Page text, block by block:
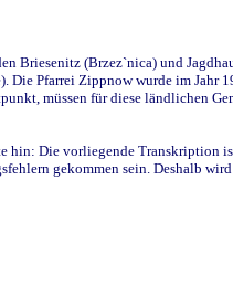
(Brzez`nica) und
Pfarrei Zippnow wurde im
müssen für diese ländlichen
hin: Die vorliegende Transkription
gekommen sein. Deshalb